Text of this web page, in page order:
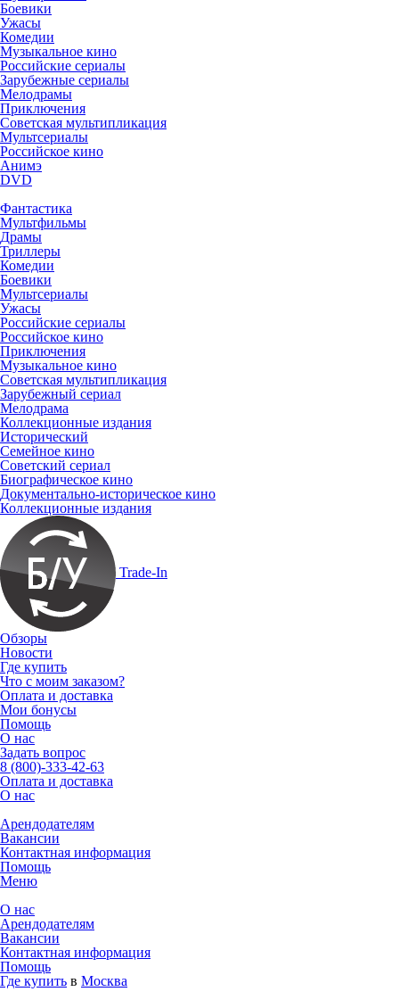
Боевики
Ужасы
Комедии
Музыкальное кино
Российские сериалы
Зарубежные сериалы
Мелодрамы
Приключения
Советская мультипликация
Мультсериалы
Российское кино
Анимэ
DVD
Фантастика
Мультфильмы
Драмы
Триллеры
Комедии
Боевики
Мультсериалы
Ужасы
Российские сериалы
Российское кино
Приключения
Музыкальное кино
Советская мультипликация
Зарубежный сериал
Мелодрама
Коллекционные издания
Исторический
Семейное кино
Советский сериал
Биографическое кино
Документально-историческое кино
Коллекционные издания
Trade-In
Обзоры
Новости
Где купить
Что с моим заказом?
Оплата и доставка
Мои бонусы
Помощь
О нас
Задать вопрос
8 (800)-333-42-63
Оплата и доставка
О нас
Арендодателям
Вакансии
Контактная информация
Помощь
Меню
О нас
Арендодателям
Вакансии
Контактная информация
Помощь
Где купить в Москва